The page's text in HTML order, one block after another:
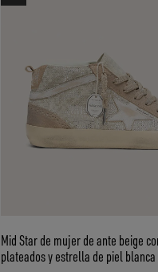
Mid Star de mujer de ante beige
plateados y estrella de piel blanca